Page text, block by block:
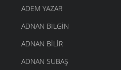
ADEM YAZAR
ADNAN BILGIN
ADNAN BILIR
ADNAN SUBAŞ